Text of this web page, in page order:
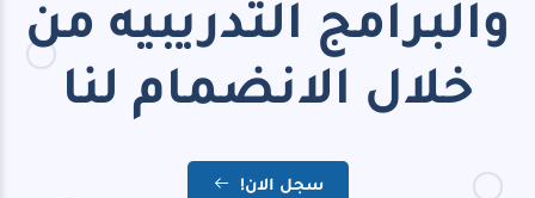
والبرامج التدريبيه من
خلال الانضمام لنا
سجل الان!